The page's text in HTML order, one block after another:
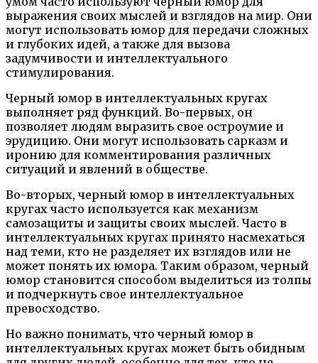
выражения своих мыслей и взглядов на мир. Они
могут использовать юмор для передачи сложных
и глубоких идей, а также для вызова
задумчивости и интеллектуального
стимулирования.
Черный юмор в интеллектуальных кругах
выполняет ряд функций. Во-первых, он
позволяет людям выразить свое остроумие и
эрудицию. Они могут использовать сарказм и
иронию для комментирования различных
ситуаций и явлений в обществе.
Во-вторых, черный юмор в интеллектуальных
кругах часто используется как механизм
самозащиты и защиты своих мыслей. Часто в
интеллектуальных кругах принято насмехаться
над теми, кто не разделяет их взглядов или не
может понять их юмора. Таким образом, черный
юмор становится способом выделиться из толпы
и подчеркнуть свое интеллектуальное
превосходство.
Но важно понимать, что черный юмор в
интеллектуальных кругах может быть обидным